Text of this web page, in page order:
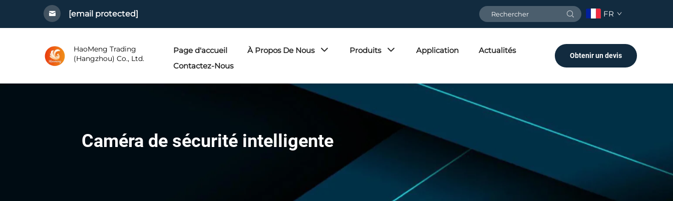
[email protected] FR
HaoMeng Trading
(Hangzhou) Co., Ltd.
Page d'accueil À Propos De Nous Produits Application
Actualités
Contactez-Nous
Obtenir un devis
Caméra de sécurité intelligente